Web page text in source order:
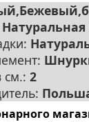
см.: 2